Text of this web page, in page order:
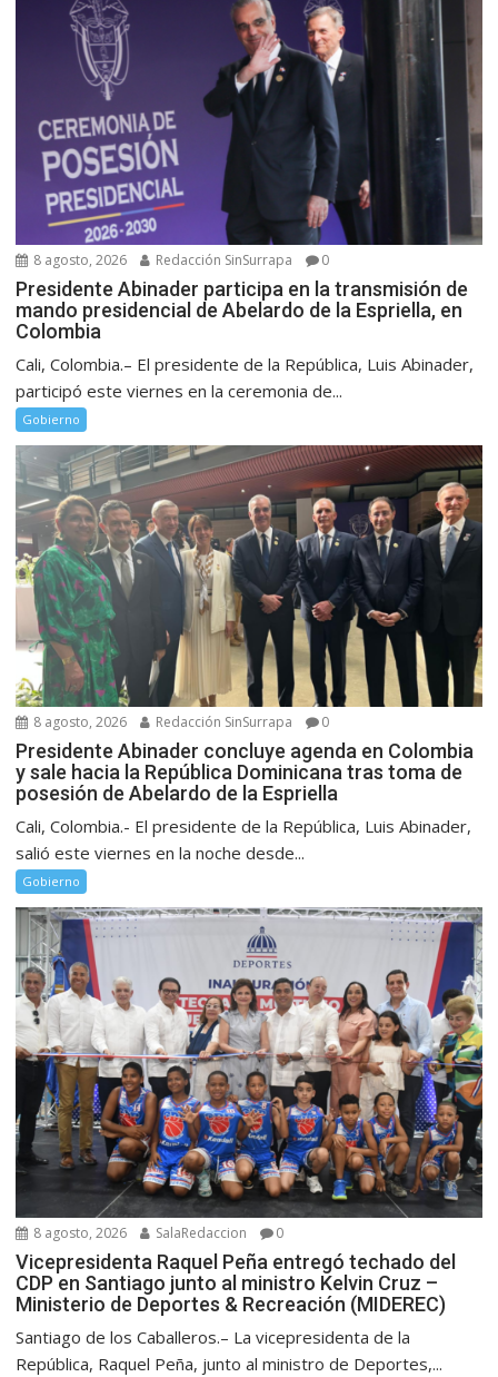
8 agosto, 2026 Redacción SinSurrapa 0
Presidente Abinader participa en la transmisión de
mando presidencial de Abelardo de la Espriella, en
Colombia
Cali, Colombia.– El presidente de la República, Luis Abinader,
participó este viernes en la ceremonia de...
Gobierno
8 agosto, 2026 Redacción SinSurrapa 0
Presidente Abinader concluye agenda en Colombia
y sale hacia la República Dominicana tras toma de
posesión de Abelardo de la Espriella
Cali, Colombia.- El presidente de la República, Luis Abinader,
salió este viernes en la noche desde...
Gobierno
8 agosto, 2026 SalaRedaccion 0
Vicepresidenta Raquel Peña entregó techado del
CDP en Santiago junto al ministro Kelvin Cruz –
Ministerio de Deportes & Recreación (MIDEREC)
Santiago de los Caballeros.– La vicepresidenta de la
República, Raquel Peña, junto al ministro de Deportes,...